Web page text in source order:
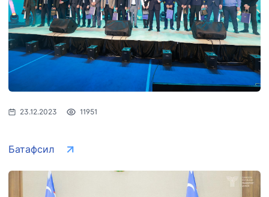
23.12.2023 11951
Батафсил